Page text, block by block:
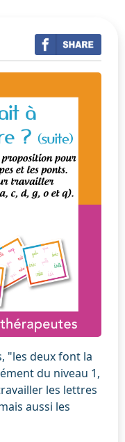
"les deux font la
du niveau 1,
les lettres
aussi les